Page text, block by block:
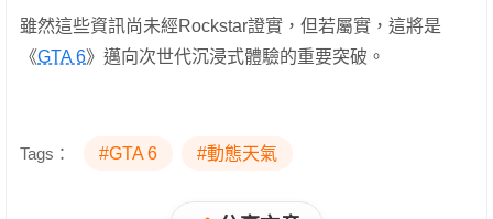
雖然這些資訊尚未經Rockstar證實，但若屬實，這將是
《GTA 6》邁向次世代沉浸式體驗的重要突破。
Tags： #GTA 6 #動態天氣